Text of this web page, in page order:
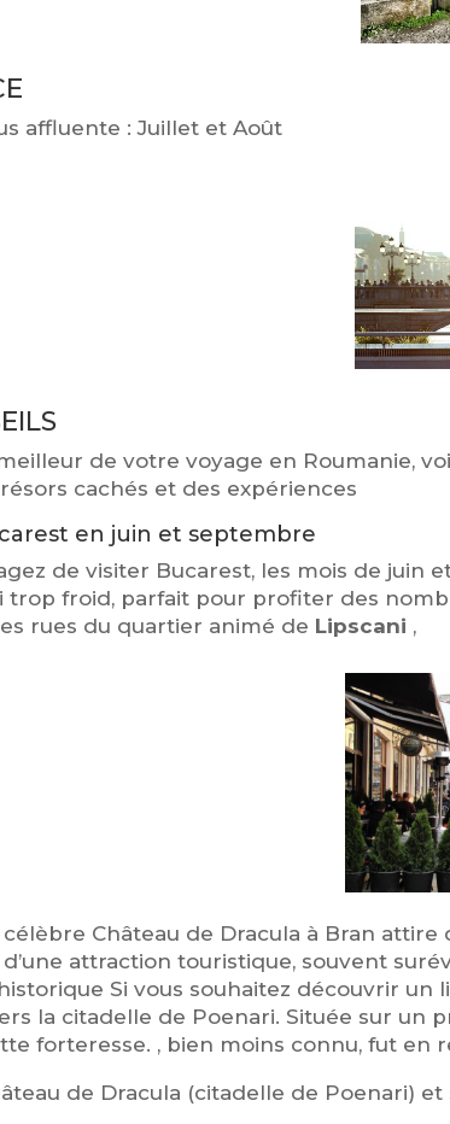
affluente : Juillet et Août
de votre voyage en Roumanie,
cachés et des expériences
en juin et septembre
de visiter Bucarest, les mois de
trop froid, parfait pour profiter des
rues du quartier animé de Lipscani ,
célèbre Château de Dracula à Bran
d’une attraction touristique, souvent
Si vous souhaitez découvrir
la citadelle de Poenari. Située sur un
forteresse. , bien moins connu, fut en